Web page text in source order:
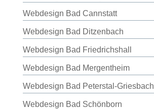
Webdesign Bad Cannstatt
Webdesign Bad Ditzenbach
Webdesign Bad Friedrichshall
Webdesign Bad Mergentheim
Webdesign Bad Peterstal-Griesbach
Webdesign Bad Schönborn